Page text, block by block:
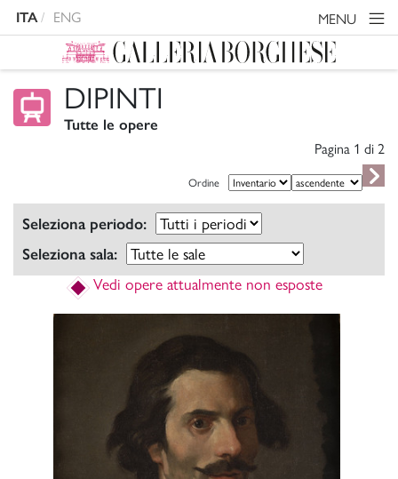
ITA ENG MENU
DIPINTI
Tutte le opere
Pagina 1 di 2
Ordine
Seleziona periodo:
Seleziona sala:
Vedi opere attualmente non esposte